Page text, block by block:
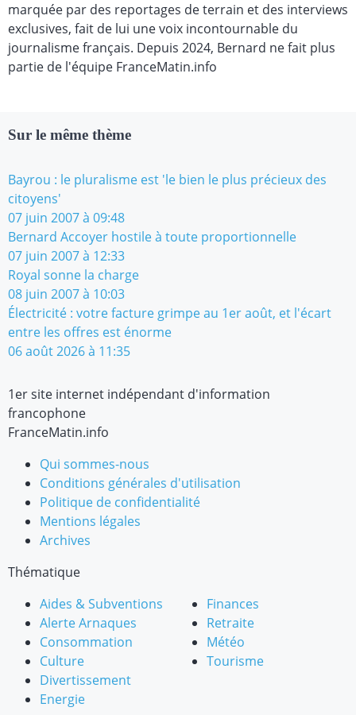
marquée par des reportages de terrain et des interviews
exclusives, fait de lui une voix incontournable du
journalisme français. Depuis 2024, Bernard ne fait plus
partie de l'équipe FranceMatin.info
Sur le même thème
Bayrou : le pluralisme est 'le bien le plus précieux des
citoyens'
07 juin 2007 à 09:48
Bernard Accoyer hostile à toute proportionnelle
07 juin 2007 à 12:33
Royal sonne la charge
08 juin 2007 à 10:03
Électricité : votre facture grimpe au 1er août, et l'écart
entre les offres est énorme
06 août 2026 à 11:35
1er site internet indépendant d'information
francophone
FranceMatin.info
Qui sommes-nous
Conditions générales d'utilisation
Politique de confidentialité
Mentions légales
Archives
Thématique
Aides & Subventions
Alerte Arnaques
Consommation
Culture
Divertissement
Energie
Finances
Retraite
Météo
Tourisme